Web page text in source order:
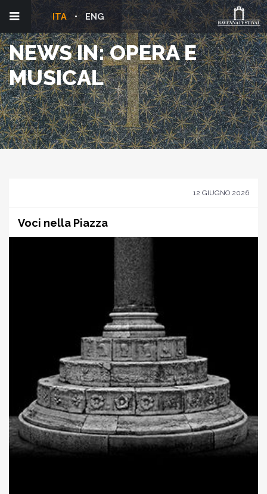
ENG
ITA
NEWS IN: OPERA E
MUSICAL
12 GIUGNO 2026
Voci nella Piazza